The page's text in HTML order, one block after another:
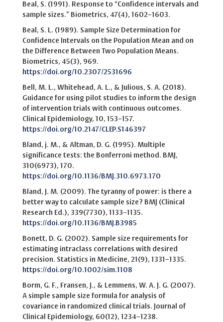
Beal, S. (1991). Response to “Confidence intervals and
sample sizes.” Biometrics, 47(4), 1602–1603.
Beal, S. L. (1989). Sample Size Determination for
Confidence Intervals on the Population Mean and on
the Difference Between Two Population Means.
Biometrics, 45(3), 969.
https://doi.org/10.2307/2531696
Bell, M. L., Whitehead, A. L., & Julious, S. A. (2018).
Guidance for using pilot studies to inform the design
of intervention trials with continuous outcomes.
Clinical Epidemiology, 10, 153–157.
https://doi.org/10.2147/CLEP.S146397
Bland, j. M., & Altman, D. G. (1995). Multiple
significance tests: the Bonferroni method. BMJ,
310(6973), 170.
https://doi.org/10.1136/BMJ.310.6973.170
Bland, J. M. (2009). The tyranny of power: is there a
better way to calculate sample size? BMJ (Clinical
Research Ed.), 339(7730), 1133–1135.
https://doi.org/10.1136/BMJ.B3985
Bonett, D. G. (2002). Sample size requirements for
estimating intraclass correlations with desired
precision. Statistics in Medicine, 21(9), 1331–1335.
https://doi.org/10.1002/sim.1108
Borm, G. F., Fransen, J., & Lemmens, W. A. J. G. (2007).
A simple sample size formula for analysis of
covariance in randomized clinical trials. Journal of
Clinical Epidemiology, 60(12), 1234–1238.